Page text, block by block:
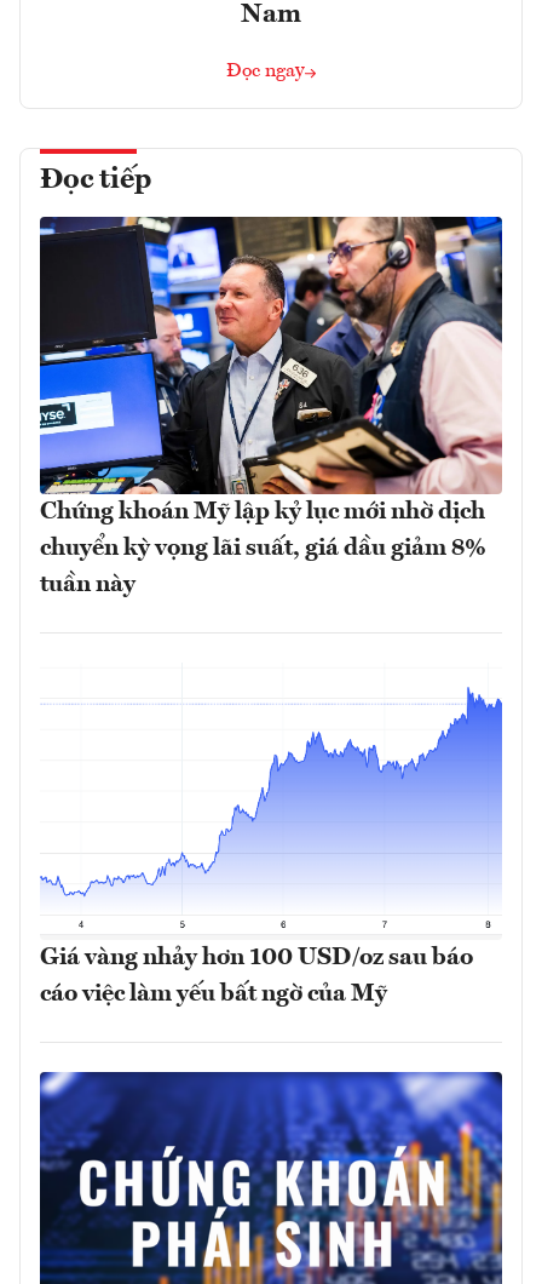
Nam
Đọc ngay
Đọc tiếp
Chứng khoán Mỹ lập kỷ lục mới nhờ dịch
chuyển kỳ vọng lãi suất, giá dầu giảm 8%
tuần này
Giá vàng nhảy hơn 100 USD/oz sau báo
cáo việc làm yếu bất ngờ của Mỹ